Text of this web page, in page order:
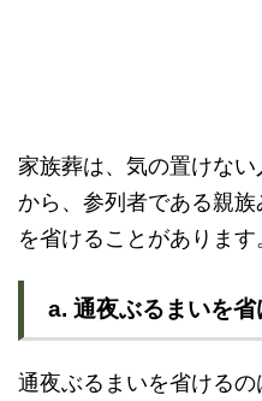
家族葬は、気の置けな
から、参列者である親
を省けることがあります
a. 通夜ぶるまいを省
通夜ぶるまいを省ける